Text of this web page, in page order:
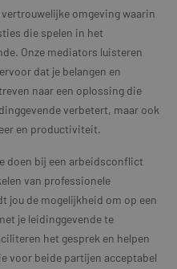
omgeving waarin
die spelen in het
Onze mediators luisteren
dat je belangen en
naar een oplossing die
verbetert, maar ook
en productiviteit.
doen bij een arbeidsconflict
van professionele
jou de mogelijkheid om op een
je leidinggevende te
het gesprek en helpen
voor beide partijen acceptabel